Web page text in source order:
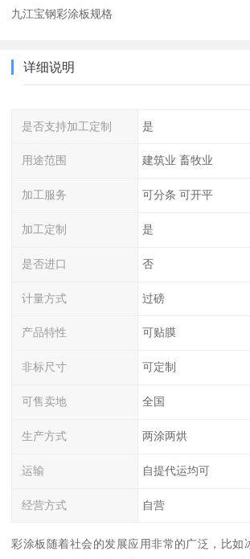
九江宝钢彩涂板规格
详细说明
是否支持加工定制 是
用途范围 建筑业 畜牧业
加工服务 可分条 可开平
加工定制 是
是否进口 否
计量方式 过磅
产品特性 可贴膜
非标尺寸 可定制
可售卖地 全国
生产方式 两涂两烘
运输 自提代运均可
经营方式 自营
彩涂板随着社会的发展应用非常的广泛，比如